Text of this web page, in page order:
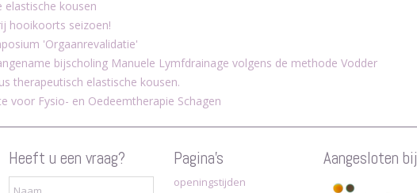
elastische kousen
hooikoorts seizoen!
'Orgaanrevalidatie'
bijscholing Manuele Lymfdrainage volgens de methode Vodder
therapeutisch elastische kousen.
voor Fysio- en Oedeemtherapie Schagen
Heeft u een vraag? Pagina's
openingstijden
Aangesloten bij